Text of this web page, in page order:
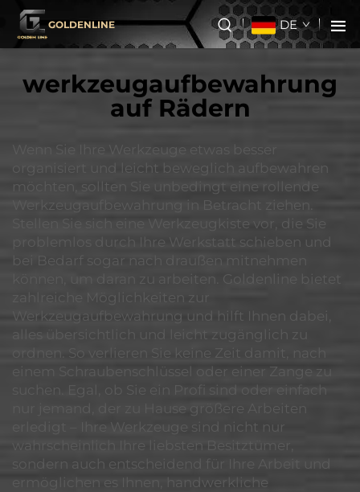
GOLDENLINE DE
werkzeugaufbewahrung
auf Rädern
Wenn Sie Ihre Werkzeuge etwas besser
organisiert und leicht beweglich aufbewahren
möchten, sollten Sie unbedingt eine rollende
Werkzeugaufbewahrung in Betracht ziehen.
Stellen Sie sich eine Werkzeugkiste vor, die Sie
problemlos durch Ihre Werkstatt schieben und
bei Bedarf sogar nach draußen mitnehmen
können, um daran zu arbeiten. Goldenline bietet
zahlreiche Möglichkeiten zur
Werkzeugaufbewahrung und hilft Ihnen dabei,
alles übersichtlich und leicht zugänglich zu
ordnen. So verlieren Sie keine Zeit damit, nach
einem Schraubenschlüssel oder einer Zange zu
suchen. Egal, ob Sie ein Profi sind oder einfach
nur jemand, der zu Hause größere Arbeiten
erledigt – Ihre Werkzeuge sind nicht nur
wahrscheinlich Ihre liebsten Besitztümer,
sondern auch entscheidend für Ihre Arbeit und
ermöglichen es Ihnen, handwerkliche